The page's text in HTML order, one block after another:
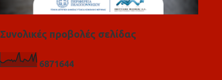
Συνολικές προβολές σελίδας
6871644